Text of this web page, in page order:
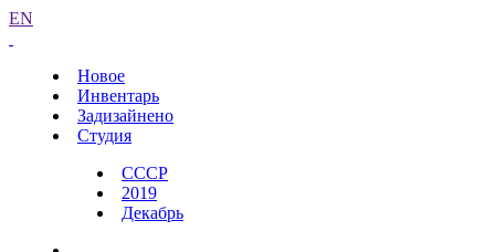
EN
Новое
Инвентарь
Задизайнено
Студия
СССР
2019
Декабрь